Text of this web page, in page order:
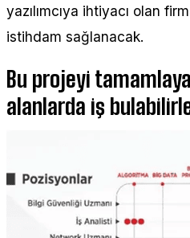
yazılımcıya ihtiyacı olan
istihdam sağlanacak.
Bu projeyi
alanlarda iş